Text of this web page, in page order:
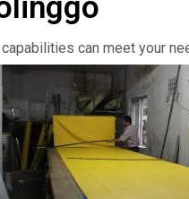
can meet your